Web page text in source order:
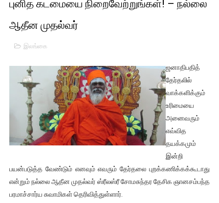
பாலச்சந்திரன் மற்றும் தன்னிடம் படித்த மாணவர்கள் தொடர்பில்
பிரிட்டனால் கடத்தப்படும் நிலையில் இலங்கைத் தமிழ் குடும்பம்!!
கைது செய்யப்பட்ட இளைஞன் உயிரிழப்பு - கொதித்தெழுந்த
தடுப்பூசியை பெற்றுக் கொள்ளக் கூடிய இடங்கள்...
சிறுமியை பாலியல் வன்கொடுமை செய்த முதியவருக்கு
பிரபல நடிகை தூக்கிட்டு தற்கொலை!
வடிவேலுவுக்கு நீதிமன்றம் விதித்துள்ள அதிரடி உத்தரவு!
தியாகதீபம் லெப்.கேணல் திலீபன், கேணல் சங்கர் ஆகியோரின்
புனித கடமையை நிறைவேற்றுங்கள்! – நல்லை
ஆதீன முதல்வர்
இலங்கை
ஜனாதிபதித்
தேர்தலில்
வாக்களிக்கும்
உரிமையை
அனைவரும்
எவ்வித
தயக்கமும்
இன்றி
பயன்படுத்த வேண்டும் எனவும் எவரும் தேர்தலை புறக்கணிக்கக்கூடாது
என்றும் நல்லை ஆதீன முதல்வர் ஸ்ரீலஸ்ரீ சோமசுந்தர தேசிக ஞானசம்பந்த
பரமாச்சார்ய சுவாமிகள் தெரிவித்துள்ளார்.